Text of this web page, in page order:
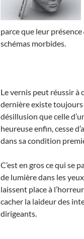
parce que leur présence
schémas morbides.
Le vernis peut réussir à
dernière existe toujours
désillusion que celle
heureuse enfin, cesse
dans sa condition
C’est en gros ce qui se
de lumière dans les
laissent place à
cacher la laideur des
dirigeants.